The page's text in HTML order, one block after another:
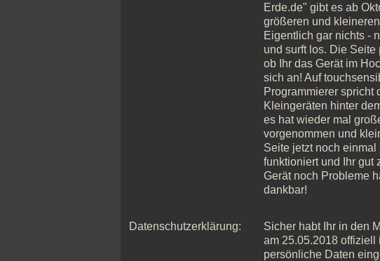
Erde.de" gibt es ab
größeren und
Eigentlich gar nichts -
und surft los. Die
ob Ihr das Gerät im
sich an! Auf
Programmierer spricht
Kleingeräten hinter
es hat wieder mal
vorgenommen und
Seite jetzt noch
funktioniert und Ihr gut
Gerät noch Probleme
dankbar!
Datenschutzerklärung:
Sicher habt Ihr in den
am 25.05.2018 offiziell
persönliche Daten